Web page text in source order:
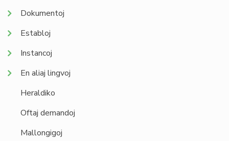
Dokumentoj
Establoj
Instancoj
En aliaj lingvoj
Heraldiko
Oftaj demandoj
Mallongigoj